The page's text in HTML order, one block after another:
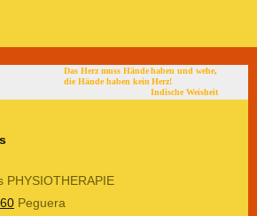
Das Herz muss Hände haben und wehe,
die Hände haben kein Herz!
Indische Weisheit
PHYSIOTHERAPIE
Peguera